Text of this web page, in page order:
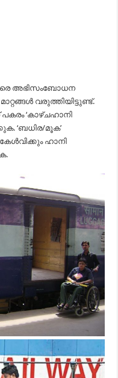
അഭിസംബോധന
വരുത്തിയിട്ടുണ്ട്.
‘കാഴ്ചഹാനി
‘ബധിര/മൂക’
ഹാനി